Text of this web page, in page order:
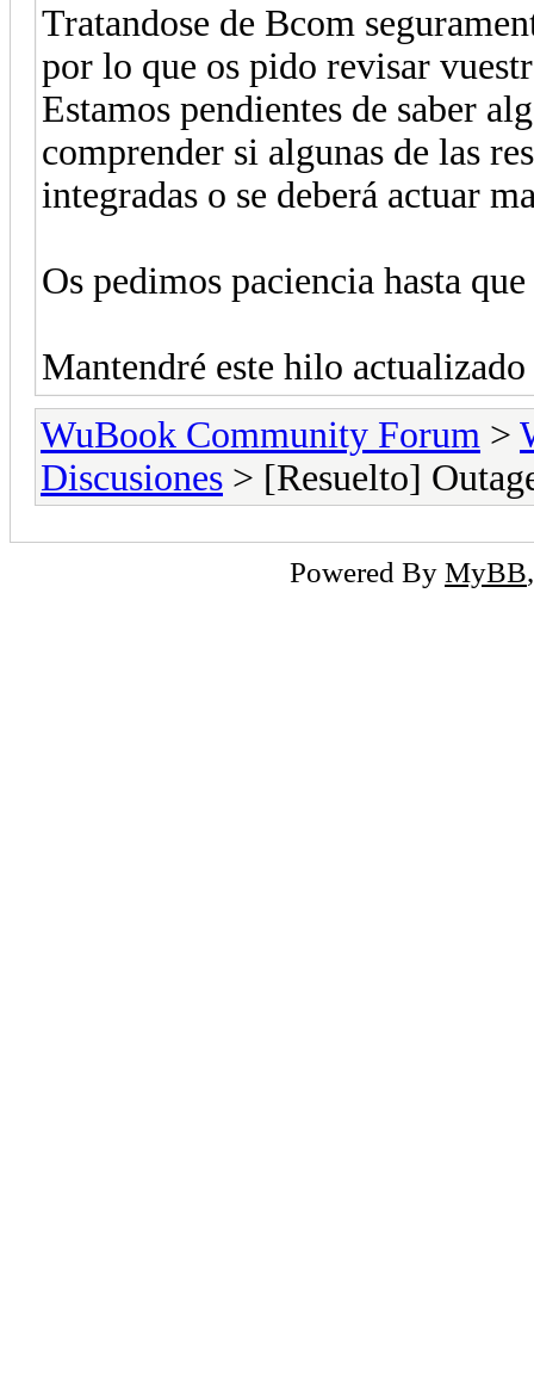
Tratandose de Bcom
por lo que os pido revisar
Estamos pendientes de saber
comprender si algunas de las
integradas o se deberá actuar
Os pedimos paciencia hasta
Mantendré este hilo actualizado
WuBook Community Forum >
Discusiones > [Resuelto]
Powered By MyBB